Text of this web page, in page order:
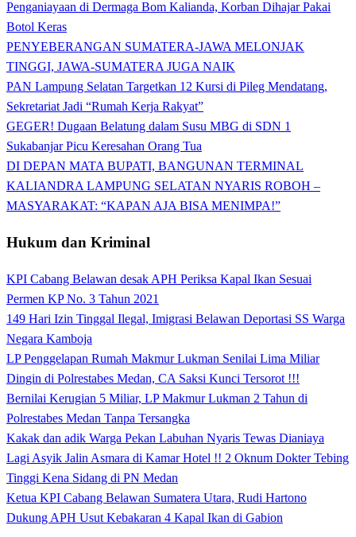
Penganiayaan di Dermaga Bom Kalianda, Korban Dihajar Pakai
Botol Keras
PENYEBERANGAN SUMATERA-JAWA MELONJAK
TINGGI, JAWA-SUMATERA JUGA NAIK
PAN Lampung Selatan Targetkan 12 Kursi di Pileg Mendatang,
Sekretariat Jadi “Rumah Kerja Rakyat”
GEGER! Dugaan Belatung dalam Susu MBG di SDN 1
Sukabanjar Picu Keresahan Orang Tua
DI DEPAN MATA BUPATI, BANGUNAN TERMINAL
KALIANDRA LAMPUNG SELATAN NYARIS ROBOH –
MASYARAKAT: “KAPAN AJA BISA MENIMPA!”
Hukum dan Kriminal
KPI Cabang Belawan desak APH Periksa Kapal Ikan Sesuai
Permen KP No. 3 Tahun 2021
149 Hari Izin Tinggal Ilegal, Imigrasi Belawan Deportasi SS Warga
Negara Kamboja
LP Penggelapan Rumah Makmur Lukman Senilai Lima Miliar
Dingin di Polrestabes Medan, CA Saksi Kunci Tersorot !!!
Bernilai Kerugian 5 Miliar, LP Makmur Lukman 2 Tahun di
Polrestabes Medan Tanpa Tersangka
Kakak dan adik Warga Pekan Labuhan Nyaris Tewas Dianiaya
Lagi Asyik Jalin Asmara di Kamar Hotel !! 2 Oknum Dokter Tebing
Tinggi Kena Sidang di PN Medan
Ketua KPI Cabang Belawan Sumatera Utara, Rudi Hartono
Dukung APH Usut Kebakaran 4 Kapal Ikan di Gabion